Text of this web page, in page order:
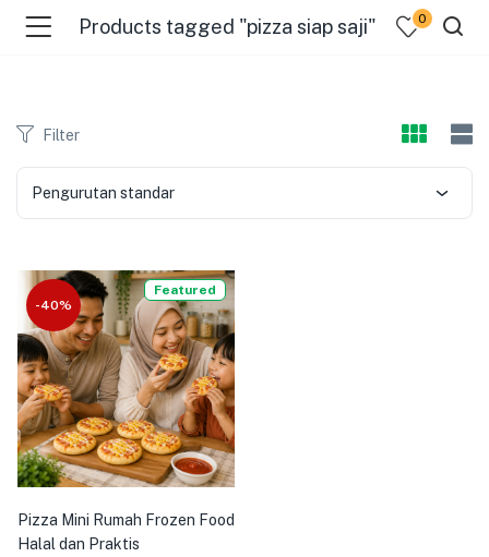
(Pages )
Products tagged "pizza siap saji" 0
Filter
Pengurutan standar
-40%
Featured
Pizza Mini Rumah Frozen Food
Halal dan Praktis